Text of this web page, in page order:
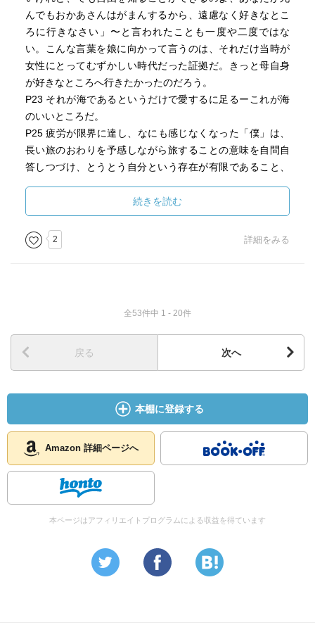
んでもおかあさんはがまんするから、遠慮なく好きなとこ
ろに行きなさい」〜と言われたことも一度や二度ではな
い。こんな言葉を娘に向かって言うのは、それだけ当時が
女性にとってむずかしい時代だった証拠だ。きっと母自身
が好きなところへ行きたかったのだろう。
P23 それが海であるというだけで愛するに足るーこれが海
のいいところだ。
P25 疲労が限界に達し、なにも感じなくなった「僕」は、
長い旅のおわりを予感しながら旅することの意味を自問自
答しつづけ、とうとう自分という存在が有限であること、
P25 大いなる空虚と無力感の中で、甲板から泡立つ地中海
に黄金色の酒をそそぐーこれが『深夜特急』のクライマッ
クスだ。
P37 人は生まれる場所を選べない。
死身の虹とはなんだったのだろう。わたしは首をかしげ
た。
続きを読む
2 詳細をみる
全53件中 1 - 20件
戻る 次へ
本棚に登録する
Amazon 詳細ページへ
本ページはアフィリエイトプログラムによる収益を得ています